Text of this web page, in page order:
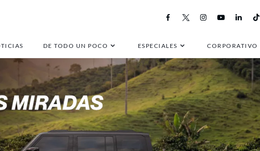
DE TODO UN POCO ESPECIALES CORPORATIVO